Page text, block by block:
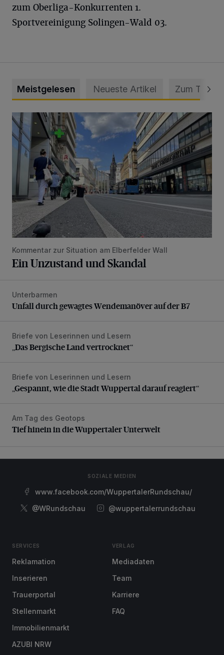
zum Oberliga-Konkurrenten 1.
Sportvereinigung Solingen-Wald 03.
Meistgelesen Neueste Artikel Zum Thema
Ein Unzustand und Skandal
Kommentar zur Situation am Elberfelder Wall
Ein Unzustand und Skandal
Unfall durch gewagtes Wendemanöver auf der B7
Unterbarmen
Unfall durch gewagtes Wendemanöver auf der B7
„Das Bergische Land vertrocknet“
Briefe von Leserinnen und Lesern
„Das Bergische Land vertrocknet“
„Gespannt, wie die Stadt Wuppertal darauf reagiert“
Briefe von Leserinnen und Lesern
„Gespannt, wie die Stadt Wuppertal darauf reagiert“
Tief hinein in die Wuppertaler Unterwelt
Am Tag des Geotops
Tief hinein in die Wuppertaler Unterwelt
SOZIALE MEDIEN
www.facebook.com/WuppertalerRundschau/
@WRundschau
@wuppertalerrundschau
SERVICES
Reklamation
Inserieren
Trauerportal
Stellenmarkt
Immobilienmarkt
AZUBI NRW
VERLAG
Mediadaten
Team
Karriere
FAQ